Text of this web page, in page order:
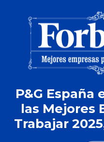
P&G España
las Mejores
Trabajar